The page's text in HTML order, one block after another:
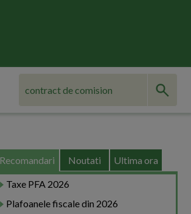
Recomandari Noutati Ultima ora
Taxe PFA 2026
Plafoanele fiscale din 2026